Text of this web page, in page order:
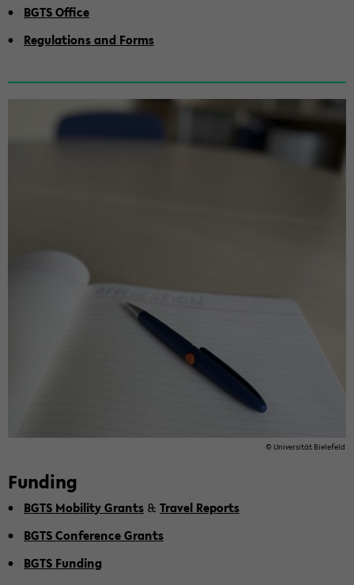
BGTS Of­fice
Reg­u­la­tions and Forms
© Uni­ver­sität Biele­feld
Fund­ing
BGTS Mo­bil­ity Grants & Travel Re­ports
BGTS Con­fer­ence Grants
BGTS Fund­ing